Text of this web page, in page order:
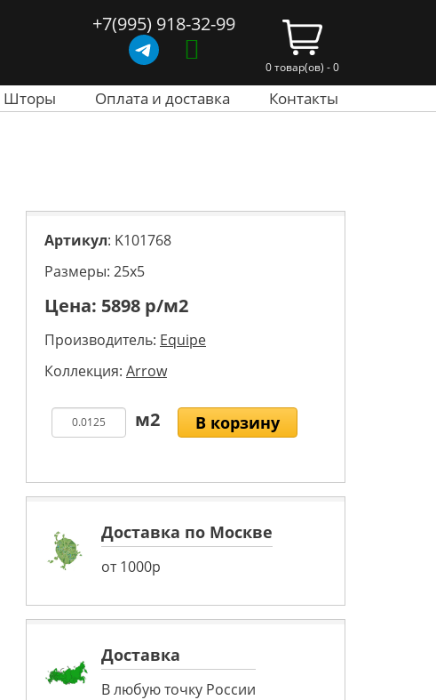
+7(995) 918-32-99
0 товар(ов) - 0
Шторы Оплата и доставка Контакты
Артикул: K101768
Размеры: 25х5
Цена: 5898 р/м2
Производитель: Equipe
Коллекция: Arrow
В корзину
Доставка по Москве
от 1000р
Доставка
В любую точку России